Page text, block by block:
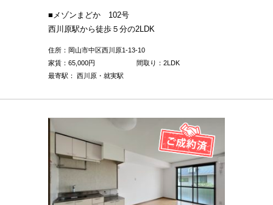
■メゾンまどか 102号
西川原駅から徒歩５分の2LDK
住所：岡山市中区西川原1-13-10
家賃： 65,000円
間取り：2LDK
最寄駅： 西川原・就実駅